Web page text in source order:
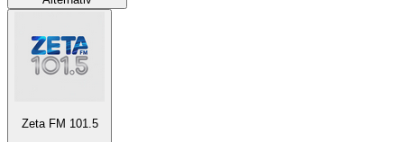
Zeta FM 101.5